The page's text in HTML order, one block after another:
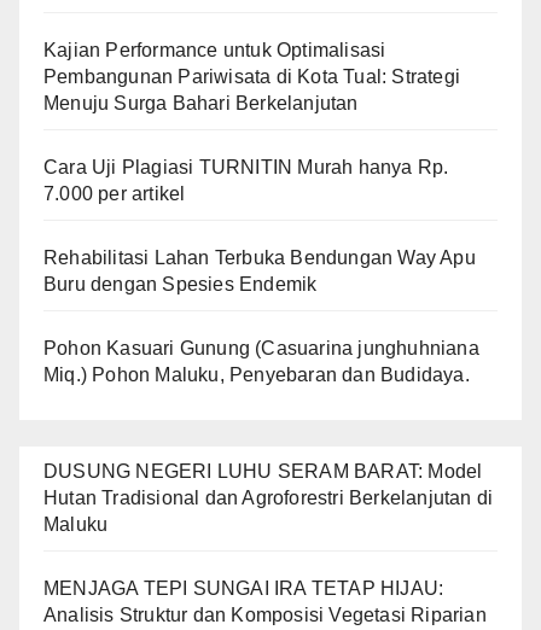
Kajian Performance untuk Optimalisasi
Pembangunan Pariwisata di Kota Tual: Strategi
Menuju Surga Bahari Berkelanjutan
Cara Uji Plagiasi TURNITIN Murah hanya Rp.
7.000 per artikel
Rehabilitasi Lahan Terbuka Bendungan Way Apu
Buru dengan Spesies Endemik
Pohon Kasuari Gunung (Casuarina junghuhniana
Miq.) Pohon Maluku, Penyebaran dan Budidaya.
DUSUNG NEGERI LUHU SERAM BARAT: Model
Hutan Tradisional dan Agroforestri Berkelanjutan di
Maluku
MENJAGA TEPI SUNGAI IRA TETAP HIJAU:
Analisis Struktur dan Komposisi Vegetasi Riparian